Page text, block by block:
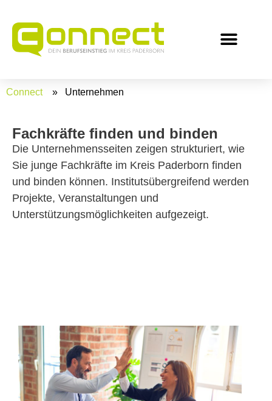
Connect» Unternehmen
Fachkräfte finden und binden
Die Unternehmensseiten zeigen strukturiert, wie
Sie junge Fachkräfte im Kreis Paderborn finden
und binden können. Institutsübergreifend werden
Projekte, Veranstaltungen und
Unterstützungsmöglichkeiten aufgezeigt.